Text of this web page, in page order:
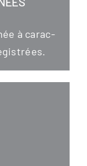
à carac­